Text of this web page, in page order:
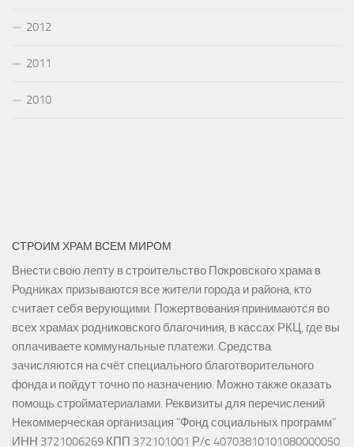
2012
2011
2010
СТРОИМ ХРАМ ВСЕМ МИРОМ
Внести свою лепту в строительство Покровского храма в
Родниках призываются все жители города и района, кто
считает себя верующими. Пожертвования принимаются во
всех храмах родниковского благочиния, в кассах РКЦ, где вы
оплачиваете коммунальные платежи. Средства
зачисляются на счёт специального благотворительного
фонда и пойдут точно по назначению. Можно также оказать
помощь стройматериалами. Реквизиты для перечислений
Некоммерческая организация "Фонд социальных программ"
ИНН 3721006269 КПП 372101001 Р/с 40703810101080000050